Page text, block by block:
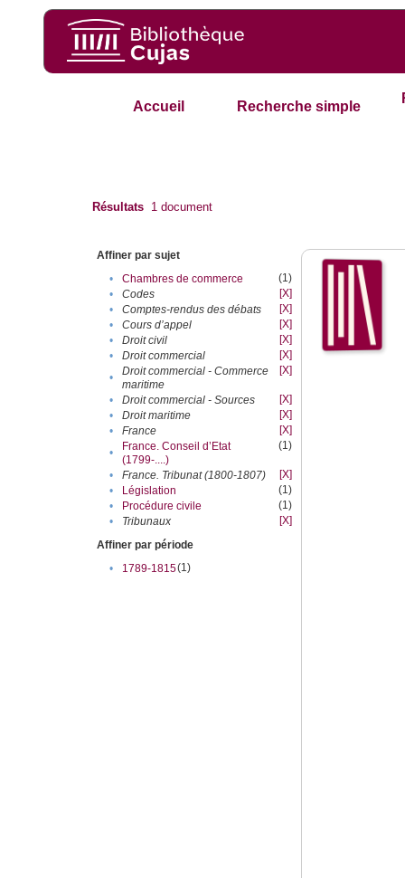
Accueil Recherche simple
Résultats 1 document
Affiner par sujet
•
Chambres de commerce
(1)
•
Codes
[X]
•
Comptes-rendus des débats
[X]
•
Cours d’appel
[X]
•
Droit civil
[X]
•
Droit commercial
[X]
•
Droit commercial - Commerce
maritime
[X]
• Droit commercial - Sources
[X]
•
Droit maritime
[X]
•
France
[X]
•
France. Conseil d’Etat
(1799-....)
(1)
• France. Tribunat (1800-1807)
[X]
•
Législation
(1)
•
Procédure civile
(1)
•
Tribunaux
[X]
Affiner par période
•
1789-1815(1)